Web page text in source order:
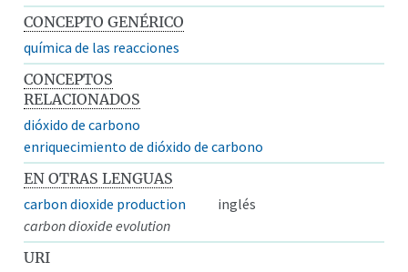
CONCEPTO GENÉRICO
química de las reacciones
CONCEPTOS
RELACIONADOS
dióxido de carbono
enriquecimiento de dióxido de carbono
EN OTRAS LENGUAS
carbon dioxide production
inglés
carbon dioxide evolution
URI